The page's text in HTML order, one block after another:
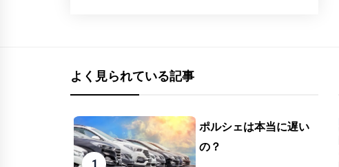
よく見られている記事
ポルシェは本当に遅い
の？